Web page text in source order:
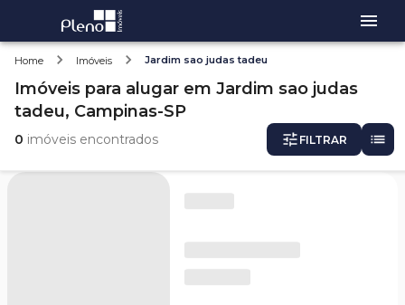
Home Imóveis Jardim sao judas tadeu
Imóveis para alugar em Jardim sao judas
tadeu, Campinas-SP
0 imóveis encontrados FILTRAR